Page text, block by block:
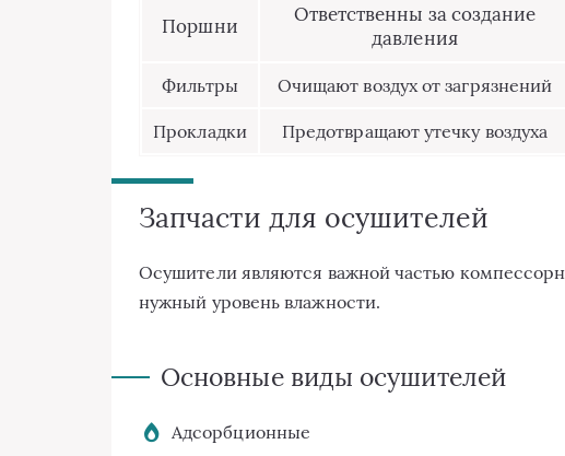
Поршни
Ответственны за создание
давления
Фильтры Очищают воздух от загрязнений
Прокладки Предотвращают утечку воздуха
Запчасти для осушителей
Осушители являются важной частью
нужный уровень влажности.
Основные виды осушителей
Адсорбционные